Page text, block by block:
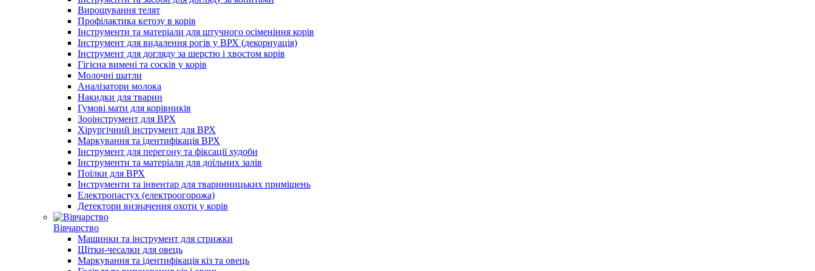
Вирощування телят
Профілактика кетозу в корів
Інструменти та матеріали для штучного осіменіння корів
Інструмент для видалення рогів у ВРХ (декорнуація)
Інструмент для догляду за шерстю і хвостом корів
Гігієна вимені та сосків у корів
Молочні шатли
Аналізатори молока
Накидки для тварин
Гумові мати для корівників
Зооінструмент для ВРХ
Хірургічний інструмент для ВРХ
Маркування та ідентифікація ВРХ
Інструмент для перегону та фіксації худоби
Інструменти та матеріали для доїльних залів
Поїлки для ВРХ
Інструменти та інвентар для тваринницьких приміщень
Електропастух (електроогорожа)
Детектори визначення охоти у корів
Вівчарство
Машинки та інструмент для стрижки
Щітки-чесалки для овець
Маркування та ідентифікація кіз та овець